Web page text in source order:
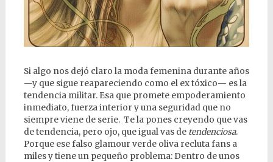
Si algo nos dejó claro la moda femenina durante años
—y que sigue reapareciendo como el ex tóxico— es la
tendencia militar. Esa que promete empoderamiento
inmediato, fuerza interior y una seguridad que no
siempre viene de serie. Te la pones creyendo que vas
de tendencia, pero ojo, que igual vas de tendenciosa.
Porque ese falso glamour verde oliva recluta fans a
miles y tiene un pequeño problema: Dentro de unos